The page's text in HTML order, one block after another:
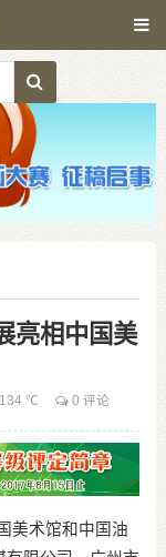
亮相中国美
134 ℃ 0 评论
术馆和中国油